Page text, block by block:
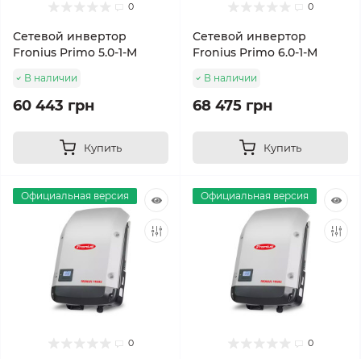
0
Сетевой инвертор
Fronius Primo 5.0-1-M
В наличии
60 443 грн
Купить
0
Сетевой инвертор
Fronius Primo 6.0-1-M
В наличии
68 475 грн
Купить
Официальная версия
0
Официальная версия
0